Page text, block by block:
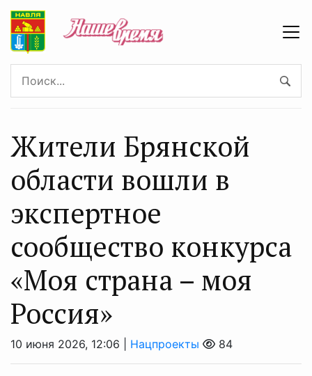
Жители Брянской
области вошли в
экспертное
сообщество конкурса
«Моя страна – моя
Россия»
10 июня 2026, 12:06 | Нацпроекты 84